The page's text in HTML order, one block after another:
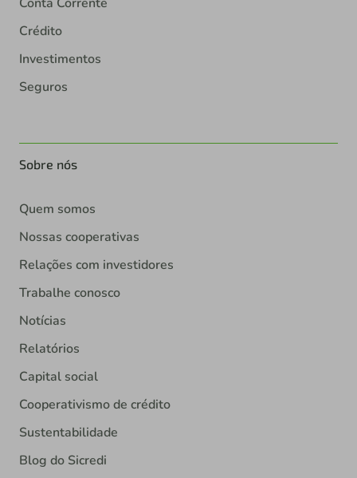
Crédito
Investimentos
Seguros
Sobre nós
Quem somos
Nossas cooperativas
Relações com investidores
Trabalhe conosco
Notícias
Relatórios
Capital social
Cooperativismo de crédito
Sustentabilidade
Blog do Sicredi